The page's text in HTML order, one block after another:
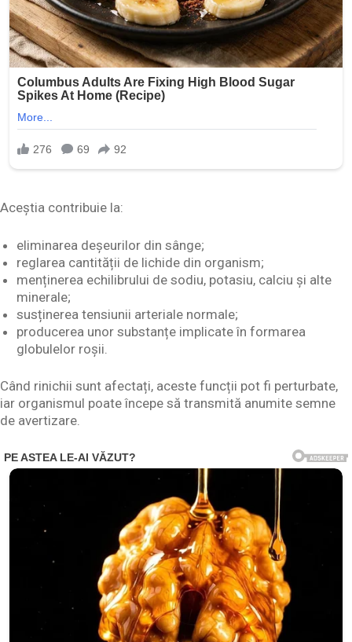
Aceștia contribuie la:
eliminarea deșeurilor din sânge;
reglarea cantității de lichide din organism;
menținerea echilibrului de sodiu, potasiu, calciu și alte
minerale;
susținerea tensiunii arteriale normale;
producerea unor substanțe implicate în formarea
globulelor roșii.
Când rinichii sunt afectați, aceste funcții pot fi perturbate,
iar organismul poate începe să transmită anumite semne
de avertizare.